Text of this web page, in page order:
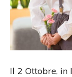
Il 2 Ottobre,